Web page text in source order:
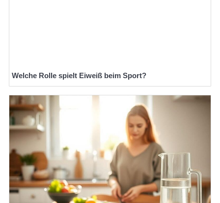
Welche Rolle spielt Eiweiß beim Sport?